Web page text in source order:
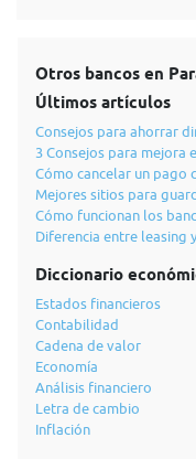
Otros bancos en
Últimos artículos
Consejos para ahorrar
3 Consejos para mejora
Cómo cancelar un pago
Mejores sitios para
Cómo funcionan los
Diferencia entre leasing
Diccionario
Estados financieros
Contabilidad
Cadena de valor
Economía
Análisis financiero
Letra de cambio
Inflación